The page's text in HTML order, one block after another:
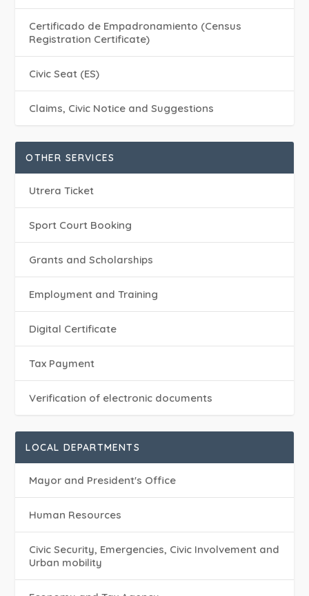
Certificado de Empadronamiento (Census
Registration Certificate)
Civic Seat (ES)
Claims, Civic Notice and Suggestions
OTHER SERVICES
Utrera Ticket
Sport Court Booking
Grants and Scholarships
Employment and Training
Digital Certificate
Tax Payment
Verification of electronic documents
LOCAL DEPARTMENTS
Mayor and President's Office
Human Resources
Civic Security, Emergencies, Civic Involvement and
Urban mobility